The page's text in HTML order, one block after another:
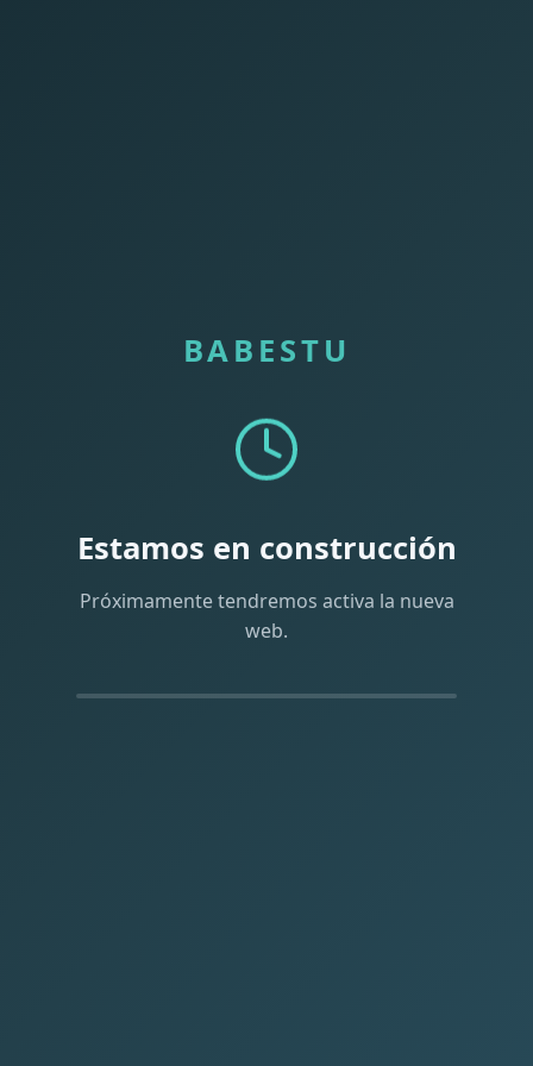
BABESTU
Estamos en construcción
Próximamente tendremos activa la nueva
web.